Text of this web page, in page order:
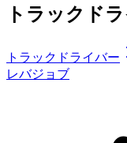
トラックド
トラックドライバー
レバジョブ